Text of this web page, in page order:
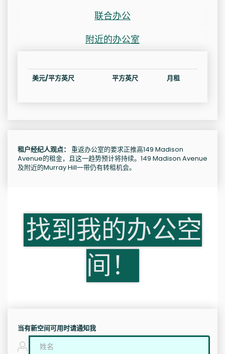
联合办公
附近的办公室
美元/平方英尺 平方英尺 月租
租户经纪人观点： 重返办公室的要求正推高149 Madison
Avenue的租金，且这一趋势预计将持续。149 Madison Avenue
及附近的Murray Hill一带仍有转租机会。
找到我的办公空
间！
当有新空间可用时请通知我